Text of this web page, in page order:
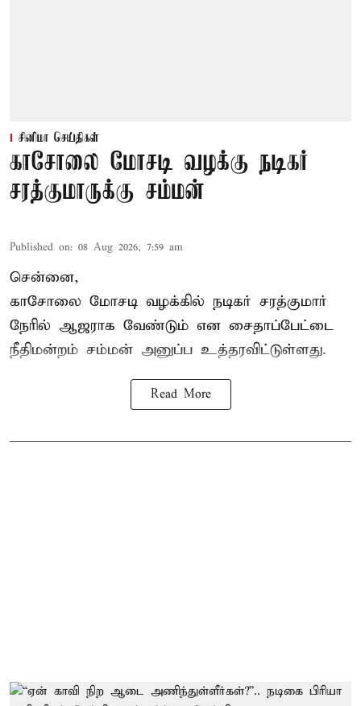
சினிமா செய்திகள்
காசோலை மோசடி வழக்கு நடிகர்
சரத்குமாருக்கு சம்மன்
Published on: 08 Aug 2026, 7:59 am
சென்னை,
காசோலை மோசடி வழக்கில் நடிகர் சரத்குமார்
நேரில் ஆஜராக வேண்டும் என சைதாப்பேட்டை
நீதிமன்றம் சம்மன் அனுப்ப உத்தரவிட்டுள்ளது.
Read More